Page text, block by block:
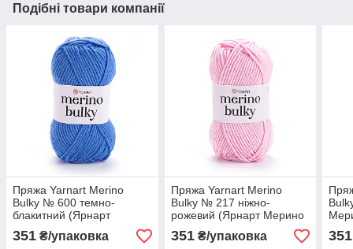
Подібні товари компанії
Пряжа Yarnart Merino
Bulky № 600 темно-
блакитний (Ярнарт
Мерино Булки)
351 ₴/упаковка
Пряжа Yarnart Merino
Bulky № 217 ніжно-
рожевий (Ярнарт Мерино
Булки)
351₴/упаковка 351